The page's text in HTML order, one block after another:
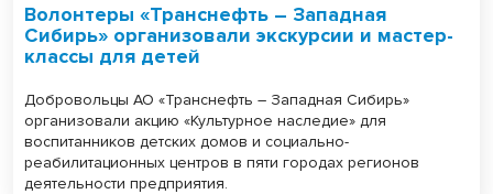
Волонтеры «Транснефть – Западная
Сибирь» организовали экскурсии и мастер-
классы для детей
Добровольцы АО «Транснефть – Западная Сибирь»
организовали акцию «Культурное наследие» для
воспитанников детских домов и социально-
реабилитационных центров в пяти городах регионов
деятельности предприятия.